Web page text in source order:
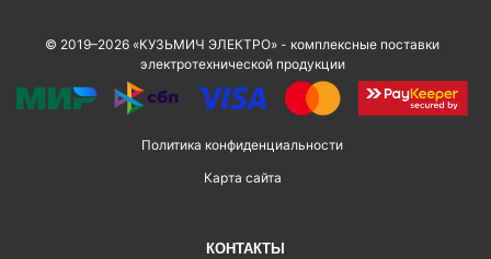
© 2019–2026 «КУЗЬМИЧ ЭЛЕКТРО» - комплексные поставки
электротехнической продукции
Политика конфиденциальности
Карта сайта
КОНТАКТЫ